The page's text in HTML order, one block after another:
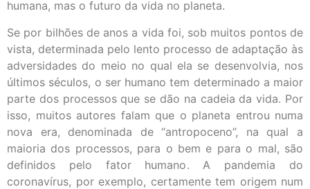
humana, mas o futuro da vida no planeta.
Se por bilhões de anos a vida foi, sob muitos pontos de
vista, determinada pelo lento processo de adaptação às
adversidades do meio no qual ela se desenvolvia, nos
últimos séculos, o ser humano tem determinado a maior
parte dos processos que se dão na cadeia da vida. Por
isso, muitos autores falam que o planeta entrou numa
nova era, denominada de “antropoceno”, na qual a
maioria dos processos, para o bem e para o mal, são
definidos pelo fator humano. A pandemia do
coronavírus, por exemplo, certamente tem origem num